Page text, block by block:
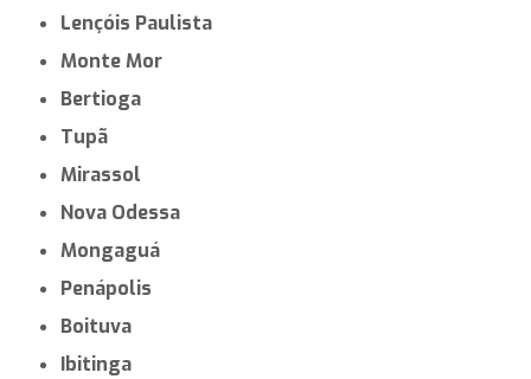
Lençóis Paulista
Monte Mor
Bertioga
Tupã
Mirassol
Nova Odessa
Mongaguá
Penápolis
Boituva
Ibitinga